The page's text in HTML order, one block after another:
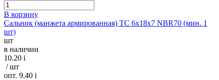
В корзину
Сальник (манжета армированная) TC 6х18х7 NBR70 (мин. 1
шт)
шт
в наличии
10.20 i
/ шт
опт. 9.40 i